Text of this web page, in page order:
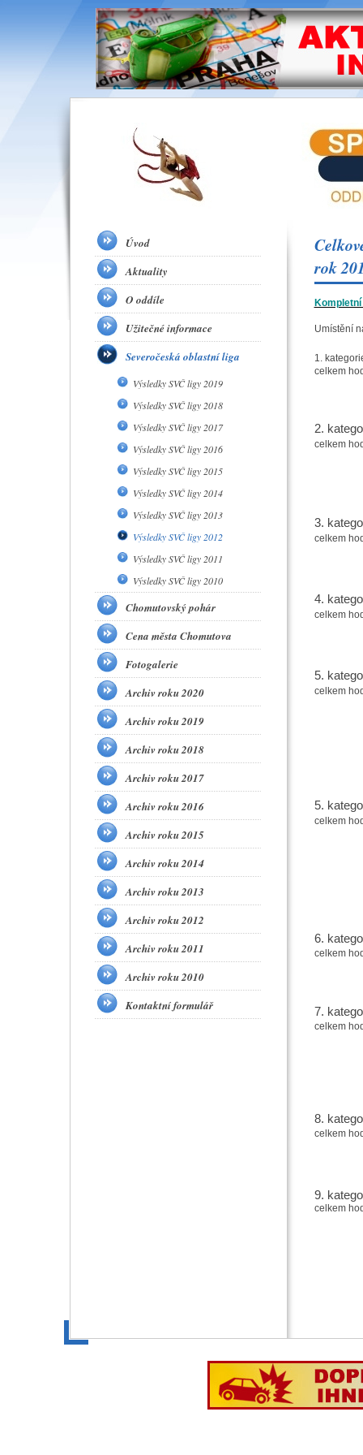
rok
Umístění
1.
celkem
2.
celkem
3.
celkem
4.
celkem
5.
celkem
5.
celkem
6.
celkem
7.
celkem
8.
celkem
9.
celkem
Úvod
Aktuality
O oddíle
Užitečné informace
Severočeská oblastní liga
Výsledky SVČ ligy 2019
Výsledky SVČ ligy 2018
Výsledky SVČ ligy 2017
Výsledky SVČ ligy 2016
Výsledky SVČ ligy 2015
Výsledky SVČ ligy 2014
Výsledky SVČ ligy 2013
Výsledky SVČ ligy 2012
Výsledky SVČ ligy 2011
Výsledky SVČ ligy 2010
Chomutovský pohár
Cena města Chomutova
Fotogalerie
Archiv roku 2020
Archiv roku 2019
Archiv roku 2018
Archiv roku 2017
Archiv roku 2016
Archiv roku 2015
Archiv roku 2014
Archiv roku 2013
Archiv roku 2012
Archiv roku 2011
Archiv roku 2010
Kontaktní formulář